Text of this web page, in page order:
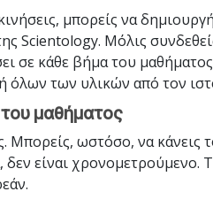
μπορείς να
Scientology. Μόλις
σε κάθε βήμα του
όλων των υλικών από τον
του μαθήματος
Μπορείς, ωστόσο, να
δεν είναι χρονομετρούμενο.